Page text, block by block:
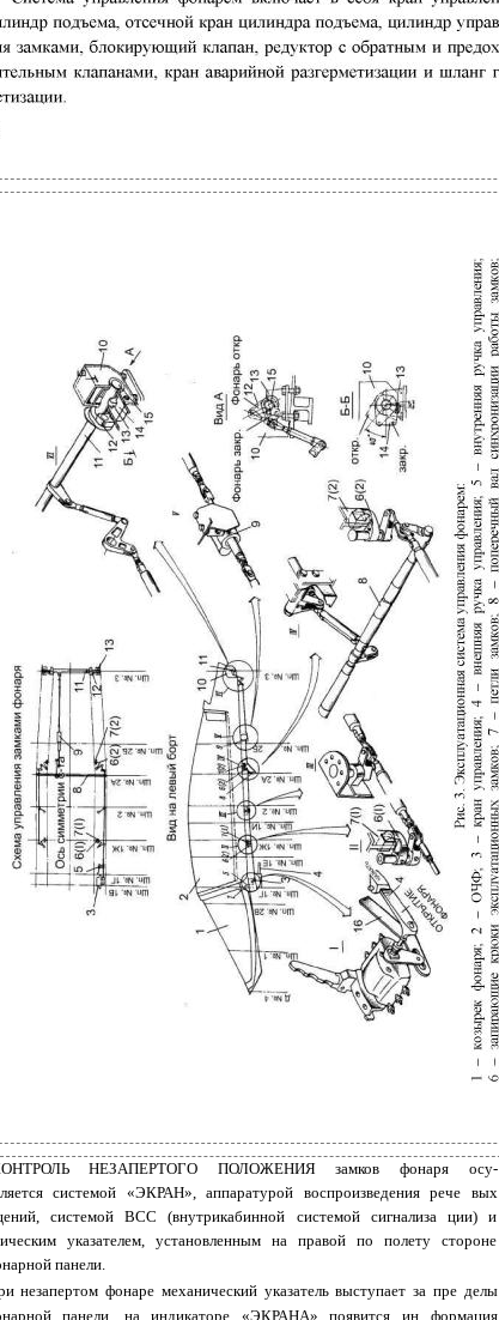
НЕЗАПЕРТОГО ПОЛОЖЕНИЯ замков фонаря осу­
системой «ЭКРАН», аппаратурой воспроизведения рече­ вых
системой ВСС (внутрикабинной системой сигнализа­ ции) и
указателем, установленным на правой по полету стороне
панели.
незапертом фонаре механический указатель выступает за пре­ делы
панели, на индикаторе «ЭКРАНА» появится ин­ формация